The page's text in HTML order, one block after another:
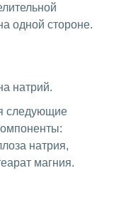
одной стороне.
натрий.
следующие
натрия,
магния.